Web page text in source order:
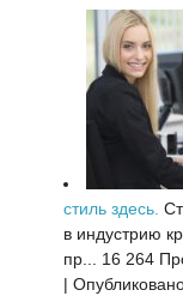
стиль здесь.
в индустрию
пр...
16 264
|